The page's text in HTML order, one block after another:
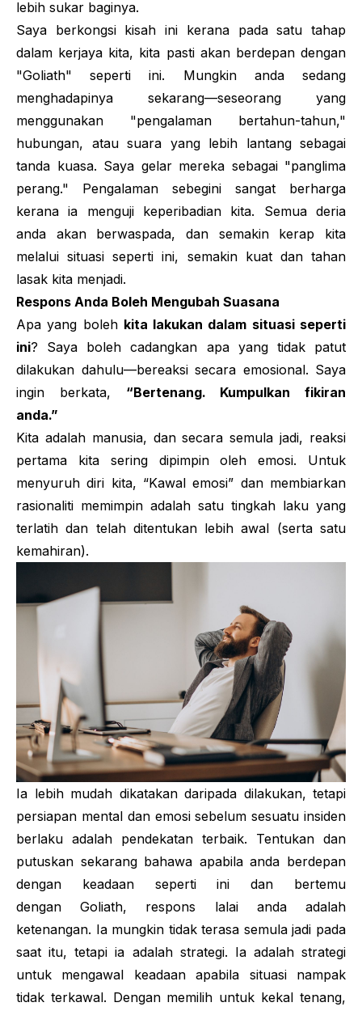
lebih sukar baginya.
Saya berkongsi kisah ini kerana pada satu tahap
dalam kerjaya kita, kita pasti akan berdepan dengan
"Goliath" seperti ini. Mungkin anda sedang
menghadapinya sekarang—seseorang yang
menggunakan "pengalaman bertahun-tahun,"
hubungan, atau suara yang lebih lantang sebagai
tanda kuasa. Saya gelar mereka sebagai "panglima
perang." Pengalaman sebegini sangat berharga
kerana ia menguji keperibadian kita. Semua deria
anda akan berwaspada, dan semakin kerap kita
melalui situasi seperti ini, semakin kuat dan tahan
lasak kita menjadi.
Respons Anda Boleh Mengubah Suasana
Apa yang boleh kita lakukan dalam situasi seperti
ini? Saya boleh cadangkan apa yang tidakpatut
dilakukan dahulu—bereaksi secara emosional. Saya
ingin berkata, “Bertenang. Kumpulkan fikiran
anda.”
Kita adalah manusia, dan secara semula jadi, reaksi
pertama kita sering dipimpin oleh emosi. Untuk
menyuruh diri kita, “Kawal emosi” dan membiarkan
rasionaliti memimpin adalah satu tingkah laku yang
terlatih dan telah ditentukan lebih awal (serta satu
kemahiran).
Ia lebih mudah dikatakan daripada dilakukan, tetapi
persiapan mental dan emosi sebelum sesuatu insiden
berlaku adalah pendekatan terbaik. Tentukan dan
putuskan sekarang bahawa apabila anda berdepan
dengan keadaan seperti ini dan bertemu
denganGoliath, respons lalai anda adalah
ketenangan. Ia mungkin tidak terasa semula jadi pada
saat itu, tetapi ia adalah strategi. Ia adalah strategi
untuk mengawal keadaan apabila situasi nampak
tidak terkawal. Dengan memilih untuk kekal tenang,